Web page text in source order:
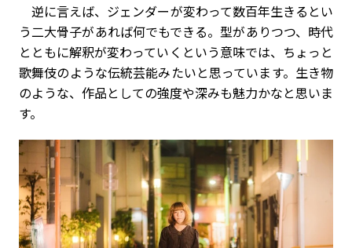
逆に言えば、ジェンダーが変わって数百年生きるとい
う二大骨子があれば何でもできる。型がありつつ、時代
とともに解釈が変わっていくという意味では、ちょっと
歌舞伎のような伝統芸能みたいと思っています。生き物
のような、作品としての強度や深みも魅力かなと思いま
す。